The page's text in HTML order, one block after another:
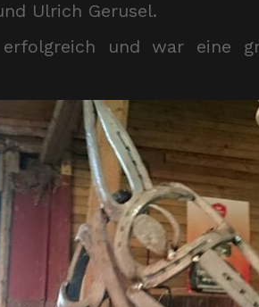
Ulrich Gerusel.
und war eine